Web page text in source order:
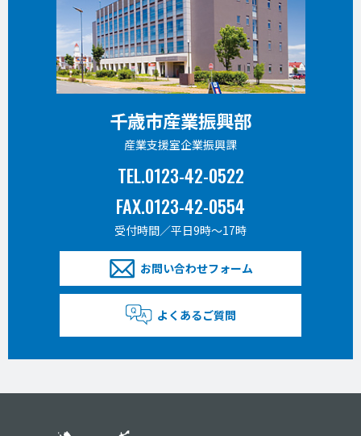
千歳市産業振興部
産業支援室企業振興課
TEL.0123-42-0522
FAX.0123-42-0554
受付時間／平日9時〜17時
お問い合わせフォーム
よくあるご質問